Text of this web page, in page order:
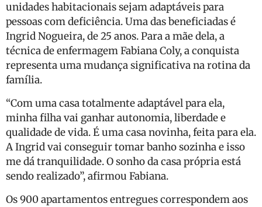
unidades habitacionais sejam adaptáveis para
pessoas com deficiência. Uma das beneficiadas é
Ingrid Nogueira, de 25 anos. Para a mãe dela, a
técnica de enfermagem Fabiana Coly, a conquista
representa uma mudança significativa na rotina da
família.
“Com uma casa totalmente adaptável para ela,
minha filha vai ganhar autonomia, liberdade e
qualidade de vida. É uma casa novinha, feita para ela.
A Ingrid vai conseguir tomar banho sozinha e isso
me dá tranquilidade. O sonho da casa própria está
sendo realizado”, afirmou Fabiana.
Os 900 apartamentos entregues correspondem aos